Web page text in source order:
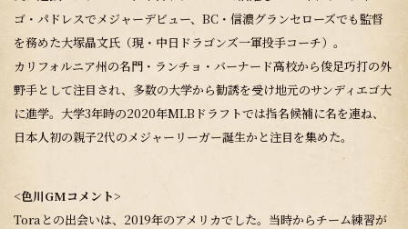
ゴ・パドレスでメジャーデビュー、BC・信濃グランセローズでも監督
を務めた大塚晶文氏（現・中日ドラゴンズ一軍投手コーチ）。
カリフォルニア州の名門・ランチョ・バーナード高校から俊足巧打の外
野手として注目され、多数の大学から勧誘を受け地元のサンディエゴ大
に進学。大学3年時の2020年MLBドラフトでは指名候補に名を連ね、
日本人初の親子2代のメジャーリーガー誕生かと注目を集めた。
<色川GMコメント>
Toraとの出会いは、2019年のアメリカでした。当時からチーム練習が